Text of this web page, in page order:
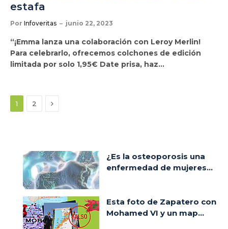
estafa
Por Infoveritas junio 22, 2023
“¡Emma lanza una colaboración con Leroy Merlin!
Para celebrarlo, ofrecemos colchones de edición
limitada por solo 1,95€ Date prisa, haz…
1 2 Siguiente
¿Es la osteoporosis una
enfermedad de mujeres...
Esta foto de Zapatero con
Mohamed VI y un map...